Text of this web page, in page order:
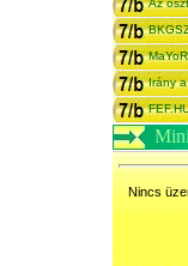
Az
MaYoR
Irány